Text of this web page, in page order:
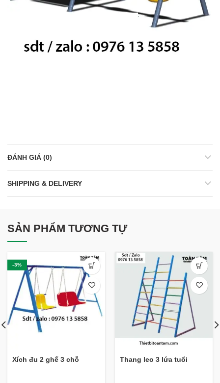
ĐÁNH GIÁ (0)
SHIPPING & DELIVERY
SẢN PHẨM TƯƠNG TỰ
-3%
Xích đu 2 ghế 3 chỗ Thang leo 3 lứa tuổi